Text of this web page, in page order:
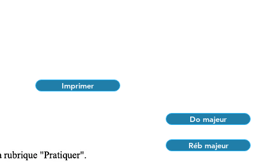
Imprimer
Do majeur
Réb majeur